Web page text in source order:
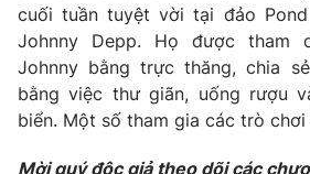
Photo
Video Shorts
cuối tuần tuyệt vời tại đảo
Johnny Depp. Họ được tham
Johnny bằng trực thăng, chia
bằng việc thư giãn, uống rượu
biển. Một số tham gia các trò chơi
Mời quý độc giả theo dõi các